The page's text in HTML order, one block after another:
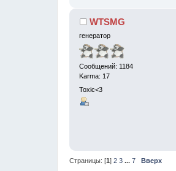
WTSMG
генератор
Сообщений: 1184
Karma: 17
Toxic<3
Страницы: [1]2 3 ...7 Вверх